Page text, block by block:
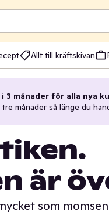
Allt till kräftskivan
3 månader för alla nya
månader så länge du
är
som